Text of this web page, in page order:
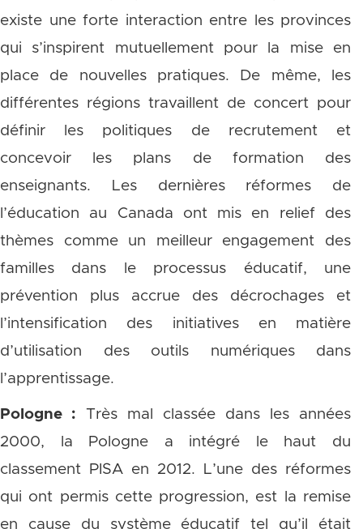
existe une forte interaction entre les provinces
qui s’inspirent mutuellement pour la mise en
place de nouvelles pratiques. De même, les
différentes régions travaillent de concert pour
définir les politiques de recrutement et
concevoir les plans de formation des
enseignants. Les dernières réformes de
l’éducation au Canada ont mis en relief des
thèmes comme un meilleur engagement des
familles dans le processus éducatif, une
prévention plus accrue des décrochages et
l’intensification des initiatives en matière
d’utilisation des outils numériques dans
l’apprentissage.
Pologne : Très mal classée dans les années
2000, la Pologne a intégré le haut du
classement PISA en 2012. L’une des réformes
qui ont permis cette progression, est la remise
en cause du système éducatif tel qu’il était